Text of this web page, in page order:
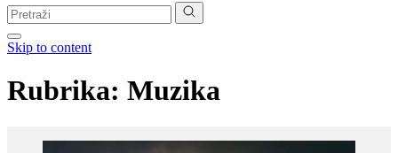
Pretraga:
Skip to content
Rubrika: Muzika